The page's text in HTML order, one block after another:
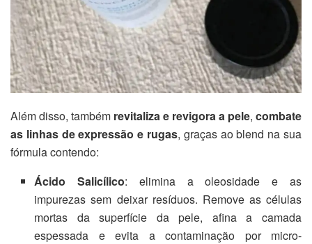
Além disso, também revitaliza e revigora a pele, combate
as linhas de expressão e rugas, graças ao blend na sua
fórmula contendo:
Ácido Salicílico: elimina a oleosidade e as
impurezas sem deixar resíduos. Remove as células
mortas da superfície da pele, afina a camada
espessada e evita a contaminação por micro-